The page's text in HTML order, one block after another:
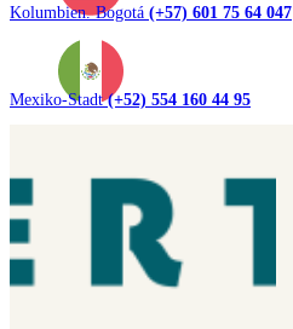
Kolumbien. Bogotá (+57) 601 75 64 047
Mexiko-Stadt(+52) 554 160 44 95